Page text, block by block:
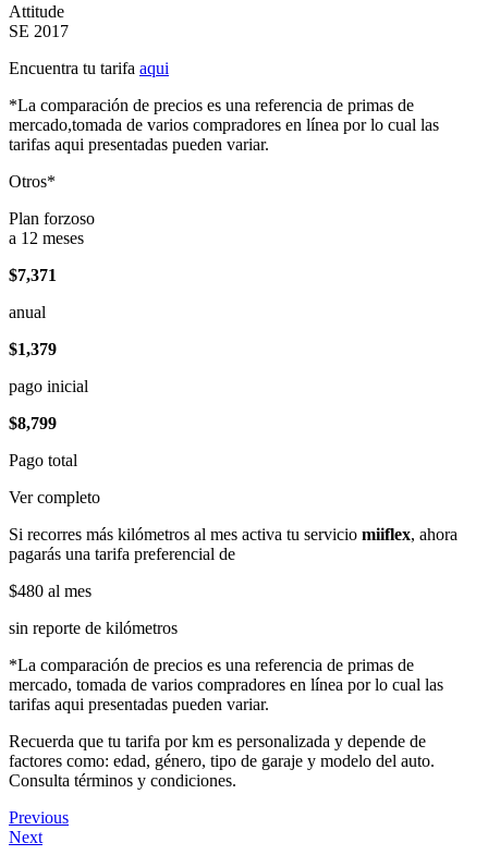
Attitude
SE 2017
Encuentra tu tarifa aqui
*La comparación de precios es una referencia de primas de
mercado,tomada de varios compradores en línea por lo cual las
tarifas aqui presentadas pueden variar.
Otros*
Plan forzoso
a 12 meses
$7,371
anual
$1,379
pago inicial
$8,799
Pago total
Ver completo
Si recorres más kilómetros al mes activa tu servicio miiflex, ahora
pagarás una tarifa preferencial de
$480 al mes
sin reporte de kilómetros
*La comparación de precios es una referencia de primas de
mercado, tomada de varios compradores en línea por lo cual las
tarifas aqui presentadas pueden variar.
Recuerda que tu tarifa por km es personalizada y depende de
factores como: edad, género, tipo de garaje y modelo del auto.
Consulta términos y condiciones.
Previous
Next